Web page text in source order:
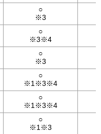
○
※3
○
※3※4
○
※3
○
※1※3※4
○
※1※3※4
○
※1※3